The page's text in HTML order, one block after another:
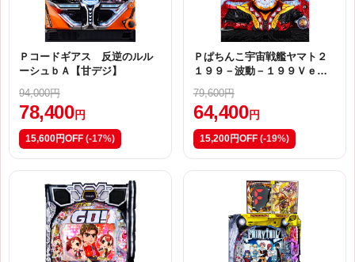
Ｐコードギアス 反逆のルル
ーシュｂＡ【甘デジ】
94,000円
78,400 円
15,600円OFF (-17%)
Ｐぱちんこ宇宙戦艦ヤマト２
１９９－波動－１９９Ｖｅ
79,600円
64,400 円
15,200円OFF (-19%)